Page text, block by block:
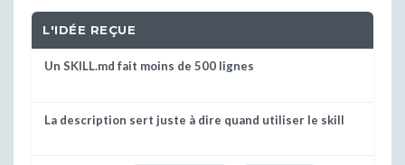
L'IDÉE REÇUE
Un SKILL.md fait moins de 500 lignes
La description sert juste à dire quand utiliser le skill